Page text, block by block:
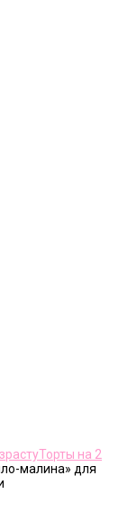
Торты на 2
малина» для